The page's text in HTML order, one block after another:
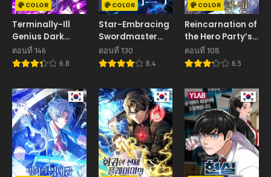
COLOR
Terminally-Ill
Genius Dark
Knight อัศวินดำล่า
ท้าเวลา
ตอนที่ 146
6.8
COLOR
Star-Embracing
Swordmaster
ยอดนักดาบผู้โอบอุ้ม
ดารา
ตอนที่ 130
8.4
COLOR
Reincarnation of
the Hero Party’s
Grand Mage การ
เกิดใหม่ของมหาจอม
ตอนที่ 108
6.5